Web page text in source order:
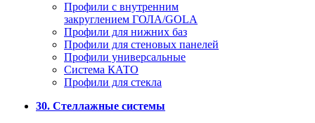
Профили с внутренним
закруглением ГОЛА/GOLA
Профили для нижних баз
Профили для стеновых панелей
Профили универсальные
Система КАТО
Профили для стекла
30. Стеллажные системы